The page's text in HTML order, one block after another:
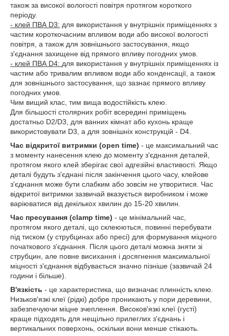
також за високої вологості повітря протягом короткого
періоду.
- клей ПВА D3: для використання у внутрішніх приміщеннях з
частим короткочасним впливом води або високої вологості
повітря, а також для зовнішнього застосування, якщо
з'єднання захищене від прямого впливу погодних умов.
- клей ПВА D4: для використання у внутрішніх приміщеннях із
частим або тривалим впливом води або конденсації, а також
для зовнішнього застосування, що зазнає прямого впливу
погодних умов.
Чим вищий клас, тим вища водостійкість клею.
Для більшості столярних робіт всередині приміщень
достатньо D2/D3, для ванних кімнат або кухонь краще
використовувати D3, а для зовнішніх конструкцій - D4.
Час відкритої витримки (open time) - це максимальний час
з моменту нанесення клею до моменту з'єднання деталей,
протягом якого клей зберігає свої адгезійні властивості. Якщо
деталі будуть з'єднані після закінчення цього часу, клейове
з'єднання може бути слабким або зовсім не утворитися. Час
відкритої витримки зазвичай вказується виробником і може
варіюватися від декількох хвилин до 15-20 хвилин.
Час пресування (clamp time) - це мінімальний час,
протягом якого деталі, що склеюються, повинні перебувати
під тиском (у струбцинах або пресі) для формування міцного
початкового з'єднання. Після цього деталі можна зняти зі
струбцин, але повне висихання і досягнення максимальної
міцності з'єднання відбувається значно пізніше (зазвичай 24
години і більше).
В'язкість - це характеристика, що визначає плинність клею.
Низьков'язкі клеї (рідкі) добре проникають у пори деревини,
забезпечуючи міцне зчеплення. Високов'язкі клеї (густі)
краще підходять для нещільно прилеглих з'єднань і
вертикальних поверхонь, оскільки вони менше стікають.